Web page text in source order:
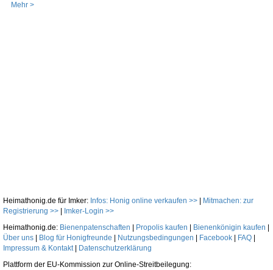
Mehr >
Heimathonig.de für Imker: Infos: Honig online verkaufen >>
Mitmachen: zur
Registrierung >>
Imker-Login >>
Heimathonig.de: Bienenpatenschaften Propolis kaufen Bienenkönigin kaufen
Über uns
Blog für Honigfreunde Nutzungsbedingungen Facebook FAQ
Impressum & Kontakt|
Datenschutzerklärung
Plattform der EU-Kommission zur Online-Streitbeilegung: